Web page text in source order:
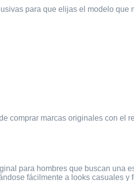
para que elijas el modelo que
comprar marcas originales con el
para hombres que buscan una
fácilmente a looks casuales y